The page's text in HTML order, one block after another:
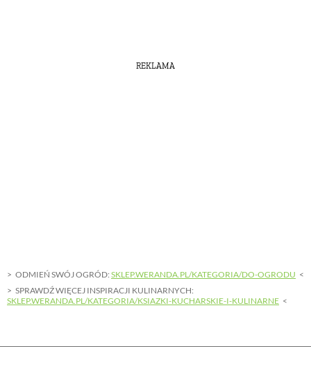
REKLAMA
ODMIEŃ SWÓJ OGRÓD: SKLEP.WERANDA.PL/KATEGORIA/DO-OGRODU
SPRAWDŹ WIĘCEJ INSPIRACJI KULINARNYCH:
SKLEP.WERANDA.PL/KATEGORIA/KSIAZKI-KUCHARSKIE-I-KULINARNE